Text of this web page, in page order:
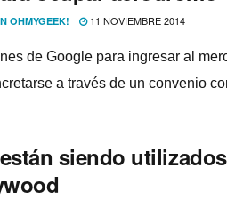
OHMYGEEK! 11 NOVIEMBRE 2014
de Google para ingresar al
a través de un convenio
siendo